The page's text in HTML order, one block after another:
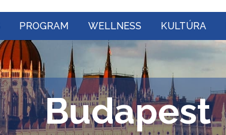
PROGRAM WELLNESS KULTÚRA
Budapest